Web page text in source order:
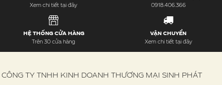
Xem chi tiết tại đây
0918.406.366
HỆ THỐNG CỬA HÀNG
Trên 30 cửa hàng
VẬN CHUYỂN
Xem chi tiết tại đây
CÔNG TY TNHH KINH DOANH THƯƠNG MẠI SINH PHÁT